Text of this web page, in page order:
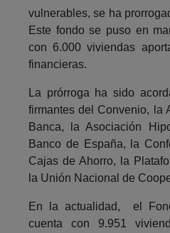
vulnerables, se ha
Este fondo se puso en
con 6.000 viviendas
financieras.
La prórroga ha sido
firmantes del Convenio, la
Banca, la Asociación
Banco de España, la
Cajas de Ahorro, la
la Unión Nacional de
En la actualidad, el
cuenta con 9.951